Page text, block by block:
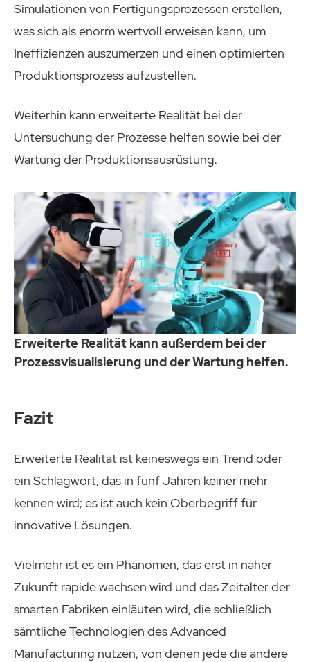
Simulationen von Fertigungsprozessen erstellen,
was sich als enorm wertvoll erweisen kann, um
Ineffizienzen auszumerzen und einen optimierten
Produktionsprozess aufzustellen.
Weiterhin kann erweiterte Realität bei der
Untersuchung der Prozesse helfen sowie bei der
Wartung der Produktionsausrüstung.
Erweiterte Realität kann außerdem bei der
Prozessvisualisierung und der Wartung helfen.
Fazit
Erweiterte Realität ist keineswegs ein Trend oder
ein Schlagwort, das in fünf Jahren keiner mehr
kennen wird; es ist auch kein Oberbegriff für
innovative Lösungen.
Vielmehr ist es ein Phänomen, das erst in naher
Zukunft rapide wachsen wird und das Zeitalter der
smarten Fabriken einläuten wird, die schließlich
sämtliche Technologien des Advanced
Manufacturing nutzen, von denen jede die andere